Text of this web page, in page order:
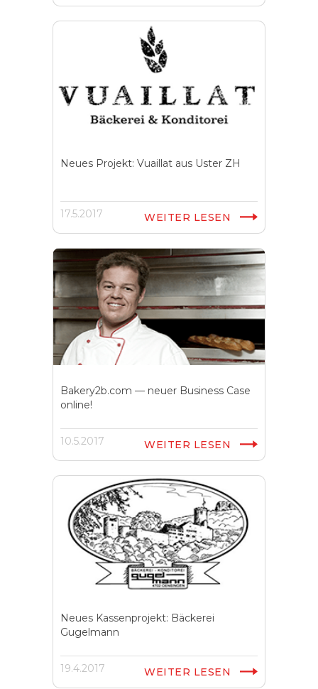
Neues Projekt: Vuaillat aus Uster ZH
17.5.2017 WEITER LESEN
Bakery2b.com — neuer Business Case
online!
10.5.2017 WEITER LESEN
Neues Kassenprojekt: Bäckerei
Gugelmann
19.4.2017 WEITER LESEN